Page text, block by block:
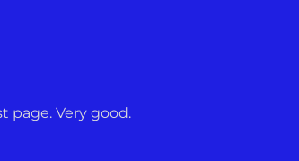
page. Very good.